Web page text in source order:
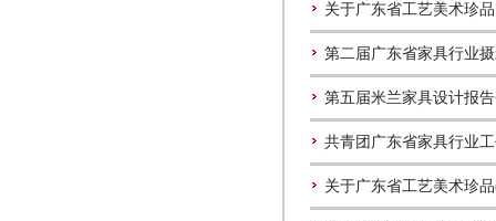
关于广东省工艺美术珍
第二届广东省家具行业
第五届米兰家具设计报
共青团广东省家具行业
关于广东省工艺美术珍